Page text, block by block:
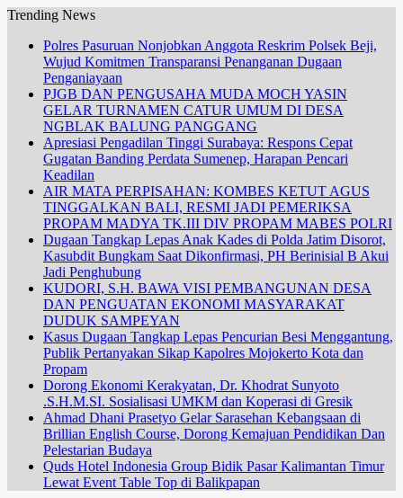
Trending News
Polres Pasuruan Nonjobkan Anggota Reskrim Polsek Beji,
Wujud Komitmen Transparansi Penanganan Dugaan
Penganiayaan
PJGB DAN PENGUSAHA MUDA MOCH YASIN
GELAR TURNAMEN CATUR UMUM DI DESA
NGBLAK BALUNG PANGGANG
Apresiasi Pengadilan Tinggi Surabaya: Respons Cepat
Gugatan Banding Perdata Sumenep, Harapan Pencari
Keadilan
AIR MATA PERPISAHAN: KOMBES KETUT AGUS
TINGGALKAN BALI, RESMI JADI PEMERIKSA
PROPAM MADYA TK.III DIV PROPAM MABES POLRI
Dugaan Tangkap Lepas Anak Kades di Polda Jatim Disorot,
Kasubdit Bungkam Saat Dikonfirmasi, PH Berinisial B Akui
Jadi Penghubung
KUDORI, S.H. BAWA VISI PEMBANGUNAN DESA
DAN PENGUATAN EKONOMI MASYARAKAT
DUDUK SAMPEYAN
Kasus Dugaan Tangkap Lepas Pencurian Besi Menggantung,
Publik Pertanyakan Sikap Kapolres Mojokerto Kota dan
Propam
Dorong Ekonomi Kerakyatan, Dr. Khodrat Sunyoto
.S.H.M.SI. Sosialisasi UMKM dan Koperasi di Gresik
Ahmad Dhani Prasetyo Gelar Sarasehan Kebangsaan di
Brillian English Course, Dorong Kemajuan Pendidikan Dan
Pelestarian Budaya
Quds Hotel Indonesia Group Bidik Pasar Kalimantan Timur
Lewat Event Table Top di Balikpapan